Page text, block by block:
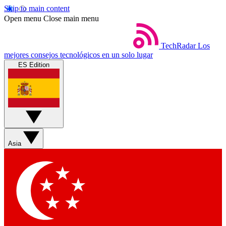
Skip to main content
Open menu Close main menu
TechRadar Los
mejores consejos tecnológicos en un solo lugar
ES Edition
Asia